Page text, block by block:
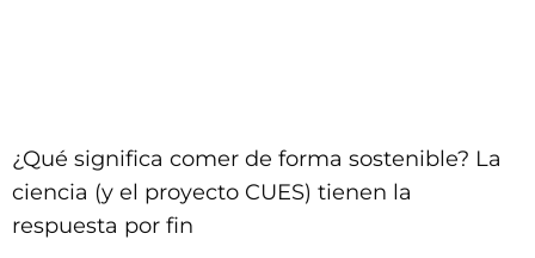
¿Qué significa comer de forma sostenible? La
ciencia (y el proyecto CUES) tienen la
respuesta por fin